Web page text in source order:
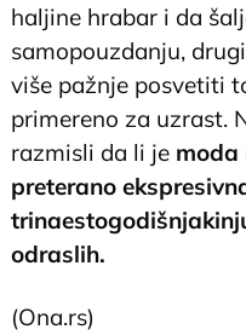
haljine hrabar i da
samopouzdanju,
više pažnje posvetiti
primereno za uzrast.
razmisli da li je moda
preterano
odraslih.
(Ona.rs)